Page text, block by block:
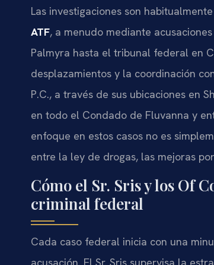
Las investigaciones son
ATF, a menudo mediante
Palmyra hasta el tribunal federal en
desplazamientos y la coordinación
P.C., a través de sus ubicaciones en
en todo el Condado de Fluvanna y
enfoque en estos casos no es
entre la ley de drogas, las mejoras
Cómo el Sr. Sris y los Of
criminal federal
Cada caso federal inicia con una
acusación. El Sr. Sris supervisa la